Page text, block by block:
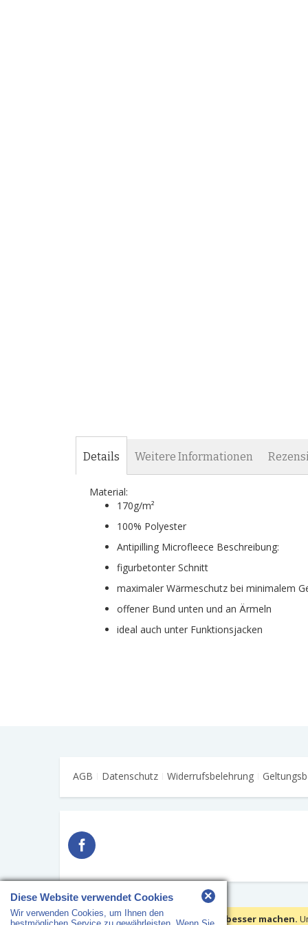
Wir verwenden Cookies, um Ihre Erfahrungen besser machen.
Details
Material:
170g/m²
100% Polyester
Antipilling Microfleece Beschreibung:
figurbetonter Schnitt
maximaler Wärmeschutz bei minimalem
offener Bund unten und an Ärmeln
ideal auch unter Funktionsjacken
Weitere Informationen
AGB Datenschutz Widerrufsbelehrung
Copyright © 2018 HS Arbeitsschutz · Alle Rechte vorbehalten
Diese Website verwendet Cookies
Wir verwenden Cookies, um Ihnen den
×